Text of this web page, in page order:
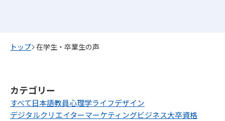
トップ 在学生・卒業生の声
カテゴリー
すべて日本語教員心理学ライフデザイン
デジタルクリエイターマーケティングビジネス大卒資格